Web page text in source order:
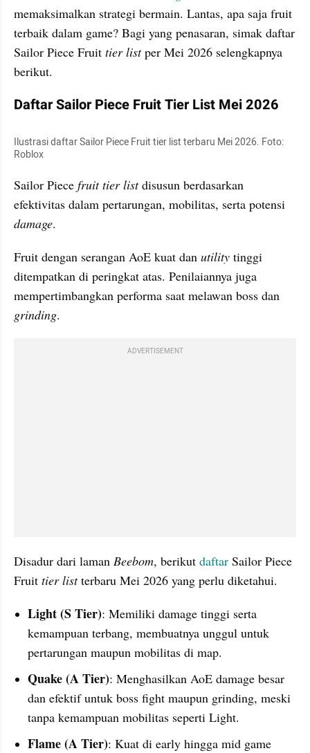
memaksimalkan strategi bermain. Lantas, apa saja fruit
terbaik dalam game? Bagi yang penasaran, simak daftar
Sailor Piece Fruit tier list per Mei 2026 selengkapnya
berikut.
Daftar Sailor Piece Fruit Tier List Mei 2026
Ilustrasi daftar Sailor Piece Fruit tier list terbaru Mei 2026. Foto:
Roblox
Sailor Piece fruit tier list disusun berdasarkan
damage.
Fruit dengan serangan AoE kuat dan utility tinggi
ditempatkan di peringkat atas. Penilaiannya juga
grinding.
ADVERTISEMENT
Disadur dari laman Beebom, berikut daftar Sailor Piece
Fruit tier list terbaru Mei 2026 yang perlu diketahui.
Light (S Tier): Memiliki damage tinggi serta
kemampuan terbang, membuatnya unggul untuk
pertarungan maupun mobilitas di map.
Quake (A Tier): Menghasilkan AoE damage besar
dan efektif untuk boss fight maupun grinding, meski
tanpa kemampuan mobilitas seperti Light.
Flame (A Tier): Kuat di early hingga mid game